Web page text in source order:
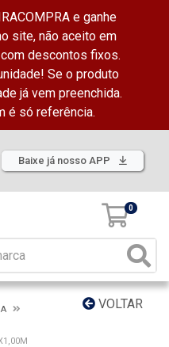
e ganhe
site, não aceito em
descontos fixos.
Se o produto
já vem preenchida.
é só referência.
Baixe já nosso APP
0
VOLTAR